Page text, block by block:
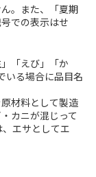
。また、「夏期
での表示はせ
「えび」「か
いる場合に品目名
材料として製造
カニが混じって
エサとしてエ